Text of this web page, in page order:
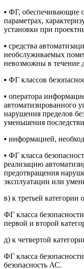
▪ ФГ, обеспечивающие
параметрах,
установки при
▪ средства
необслуживаемых
невозможны в течение
▪ ФГ классов
▪ оператора
автоматизированного
нарушения пределов
уменьшения
▪ информацией,
▪ ФГ класса
реализацию
предотвращения
эксплуатации или
в) к третьей категории
ФГ класса
первой и второй
д) к четвертой
ФГ класса
безопасность АС.